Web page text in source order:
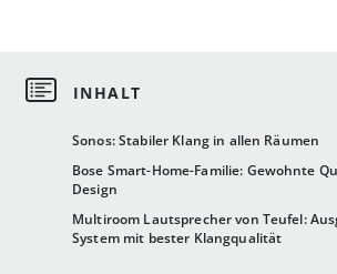
Sonos: Stabiler Klang in allen Räumen
Bose Smart-Home-Familie: Gewohnte
Design
Multiroom Lautsprecher von Teufel:
System mit bester Klangqualität